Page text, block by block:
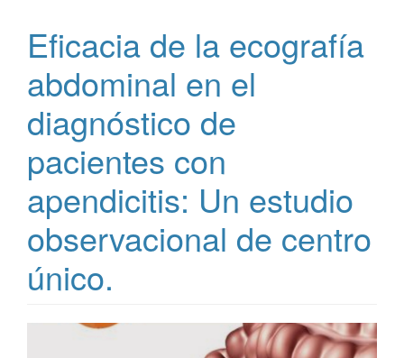
Eficacia de la ecografía
abdominal en el
diagnóstico de
pacientes con
apendicitis: Un estudio
observacional de centro
único.
Article